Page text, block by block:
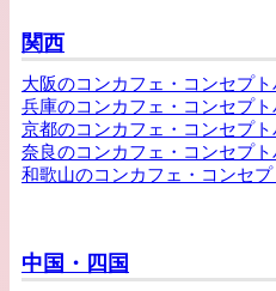
関西
大阪のコンカフェ・コンセプト
兵庫のコンカフェ・コンセプト
京都のコンカフェ・コンセプト
奈良のコンカフェ・コンセプト
和歌山のコンカフェ・コンセプ
中国・四国